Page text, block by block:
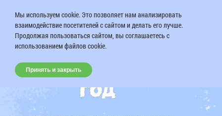
Мы используем cookie. Это позволяет нам анализировать
взаимодействие посетителей с сайтом и делать его лучше.
Продолжая пользоваться сайтом, вы соглашаетесь с
использованием файлов cookie.
Принять и закрыть